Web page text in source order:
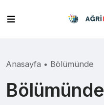
content
Anasayfa • Bölümünde
Bölümünde